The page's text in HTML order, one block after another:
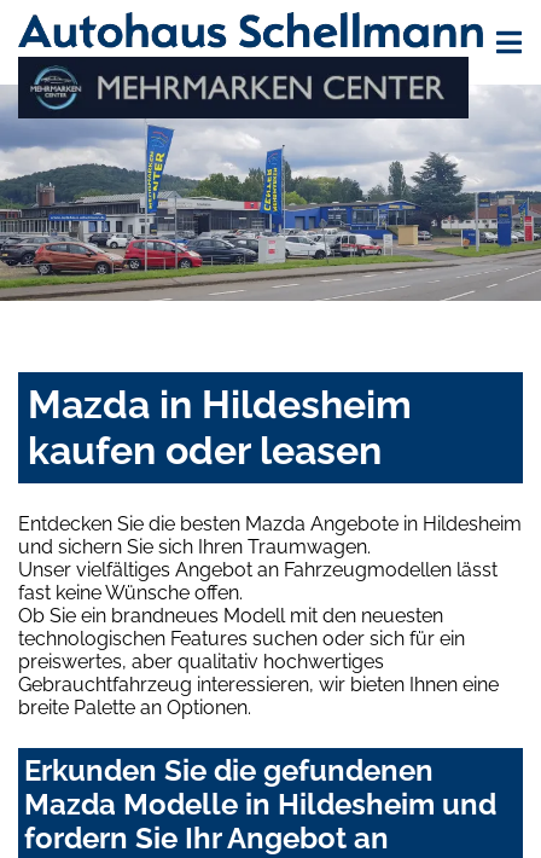
Mazda in Hildesheim
kaufen oder leasen
Entdecken Sie die besten Mazda Angebote in Hildesheim
und sichern Sie sich Ihren Traumwagen.
Unser vielfältiges Angebot an Fahrzeugmodellen lässt
fast keine Wünsche offen.
Ob Sie ein brandneues Modell mit den neuesten
technologischen Features suchen oder sich für ein
preiswertes, aber qualitativ hochwertiges
Gebrauchtfahrzeug interessieren, wir bieten Ihnen eine
breite Palette an Optionen.
Erkunden Sie die gefundenen
Mazda Modelle in Hildesheim und
fordern Sie Ihr Angebot an